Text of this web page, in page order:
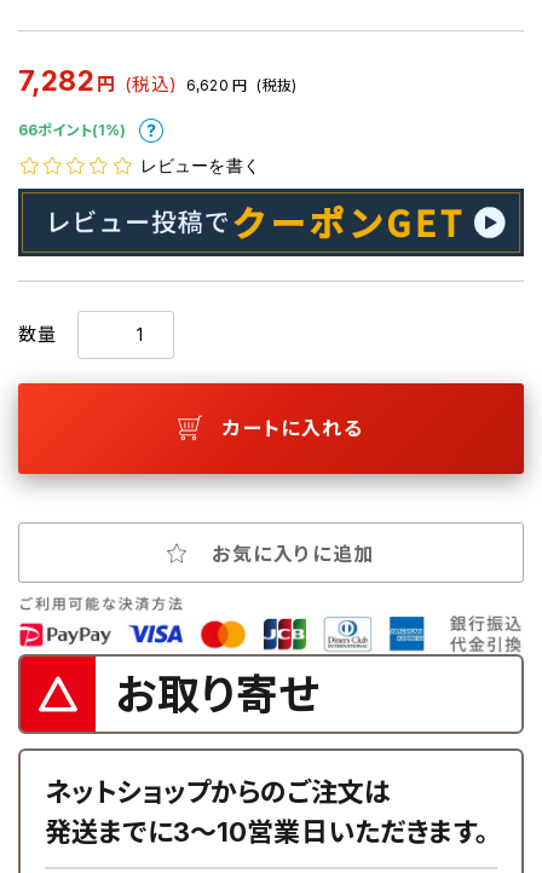
7,282 円 (税込) 6,620 円 (税抜)
66ポイント(1%)
レビューを書く
数量
カートに入れる
お気に入りに追加
お取り寄せ
ネットショップからのご注文は
発送までに3～10営業日いただきます。